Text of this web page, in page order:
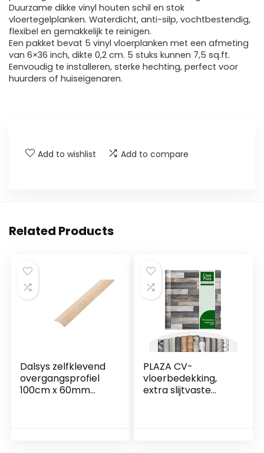
Duurzame dikke vinyl houten schil en stok
vloertegelplanken. Waterdicht, anti-silp, vochtbestendig,
flexibel en gemakkelijk te reinigen.
Een pakket bevat 5 vinyl vloerplanken met een afmeting
van 6×36 inch, dikte 0,2 cm. 5 stuks kunnen 7,5 sq.ft.
Eenvoudig te installeren, sterke hechting, perfect voor
huurders of huiseigenaren.
Add to wishlist Add to compare
Related Products
Dalsys zelfklevend
overgangsprofiel
100cm x 60mm
PLAZA CV-
vloerbedekking,
extra slijtvaste